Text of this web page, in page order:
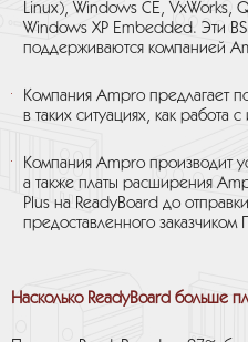
Linux), Windows CE, VxWorks,
Windows XP Embedded. Эти
поддерживаются компанией
Компания Ampro предлагает
в таких ситуациях, как
Компания Ampro производит
а также платы расширения
Plus на ReadyBoard до
предоставленного
Насколько ReadyBoard больше